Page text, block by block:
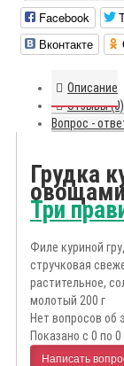
Facebook
Вконтакте
Описание
Отзывы (0)
Вопрос -
Грудка
Три
Филе куриной
стручковая
растительное,
молотый 200 г
Нет вопросов об
Показано с 0 по
Написать